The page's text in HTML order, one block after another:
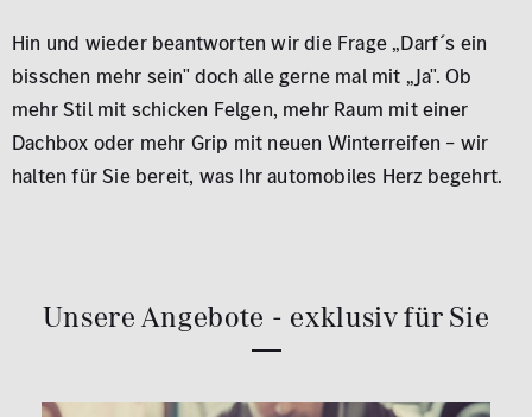
Hin und wieder beantworten wir die Frage „Darf´s ein
bisschen mehr sein" doch alle gerne mal mit „Ja". Ob
mehr Stil mit schicken Felgen, mehr Raum mit einer
Dachbox oder mehr Grip mit neuen Winterreifen – wir
halten für Sie bereit, was Ihr automobiles Herz begehrt.
Unsere Angebote - exklusiv für Sie